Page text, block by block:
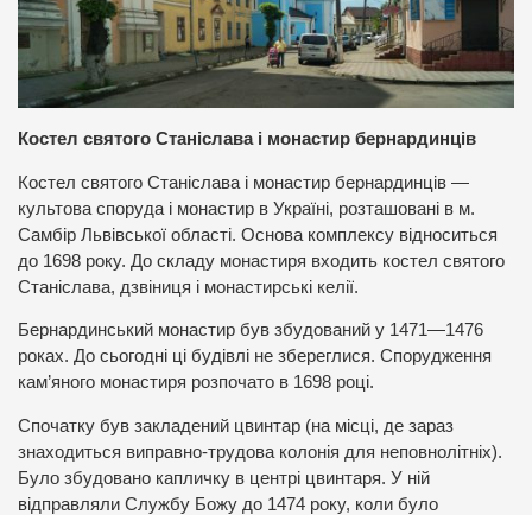
Костел святого Станіслава і монастир бернардинців
Костел святого Станіслава і монастир бернардинців —
культова споруда і монастир в Україні, розташовані в м.
Самбір Львівської області. Основа комплексу відноситься
до 1698 року. До складу монастиря входить костел святого
Станіслава, дзвіниця і монастирські келії.
Бернардинський монастир був збудований у 1471—1476
роках. До сьогодні ці будівлі не збереглися. Спорудження
кам’яного монастиря розпочато в 1698 році.
Спочатку був закладений цвинтар (на місці, де зараз
знаходиться виправно-трудова колонія для неповнолітніх).
Було збудовано капличку в центрі цвинтаря. У ній
відправляли Службу Божу до 1474 року, коли було